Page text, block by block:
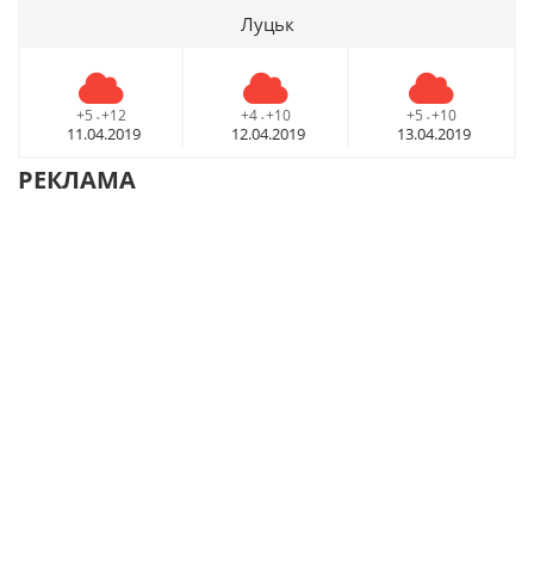
Луцьк
+5 - +12
11.04.2019
+4 - +10
12.04.2019
+5 - +10
13.04.2019
РЕКЛАМА